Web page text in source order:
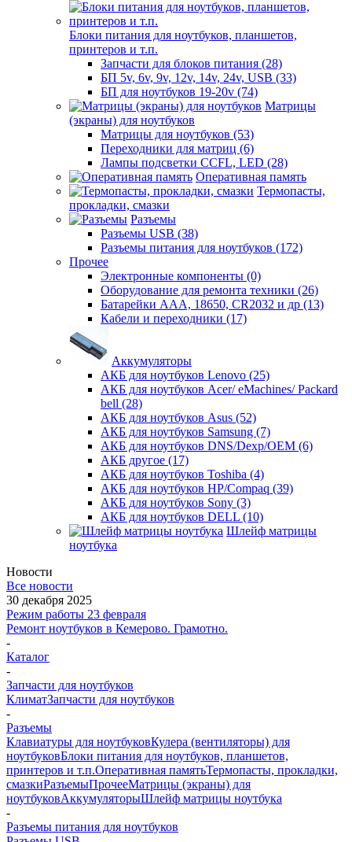
Блоки питания для ноутбуков, планшетов,
принтеров и т.п.
Запчасти для блоков питания (28)
БП 5v, 6v, 9v, 12v, 14v, 24v, USB (33)
БП для ноутбуков 19-20v (74)
Матрицы
(экраны) для ноутбуков
Матрицы для ноутбуков (53)
Переходники для матриц (6)
Лампы подсветки CCFL, LED (28)
Оперативная память
Термопасты,
прокладки, смазки
Разъемы
Разъемы USB (38)
Разъемы питания для ноутбуков (172)
Прочее
Электронные компоненты (0)
Оборудование для ремонта техники (26)
Батарейки AAА, 18650, CR2032 и др (13)
Кабели и переходники (17)
Аккумуляторы
АКБ для ноутбуков Lenovo (25)
АКБ для ноутбуков Acer/ eMachines/ Packard
bell (28)
АКБ для ноутбуков Asus (52)
АКБ для ноутбуков Samsung (7)
АКБ для ноутбуков DNS/Dexp/OEM (6)
АКБ другое (17)
АКБ для ноутбуков Toshiba (4)
АКБ для ноутбуков HP/Compaq (39)
АКБ для ноутбуков Sony (3)
АКБ для ноутбуков DELL (10)
Шлейф матрицы
ноутбука
Новости
Все новости
30 декабря 2025
Режим работы 23 февраля
Ремонт ноутбуков в Кемерово. Грамотно.
-
Каталог
-
Запчасти для ноутбуков
КлиматЗапчасти для ноутбуков
-
Разъемы
Клавиатуры для ноутбуковКулера (вентиляторы) для
ноутбуковБлоки питания для ноутбуков, планшетов,
принтеров и т.п.Оперативная памятьТермопасты, прокладки,
смазкиРазъемыПрочееМатрицы (экраны) для
ноутбуковАккумуляторыШлейф матрицы ноутбука
-
Разъемы питания для ноутбуков